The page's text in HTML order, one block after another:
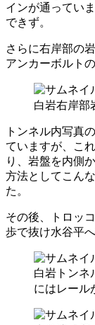
インが通ってい
できず。
さらに右岸部の
アンカーボルト
白岩右岸部
トンネル内写真
ていますが、こ
り、岩盤を内側
方法としてこん
た。
その後、トロッ
歩で抜け水谷平
白岩トンネ
にはレール